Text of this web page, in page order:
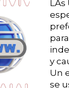
LAs
y
Un
se